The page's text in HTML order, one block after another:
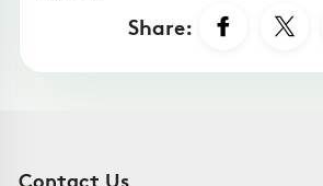
Share:
Contact Us